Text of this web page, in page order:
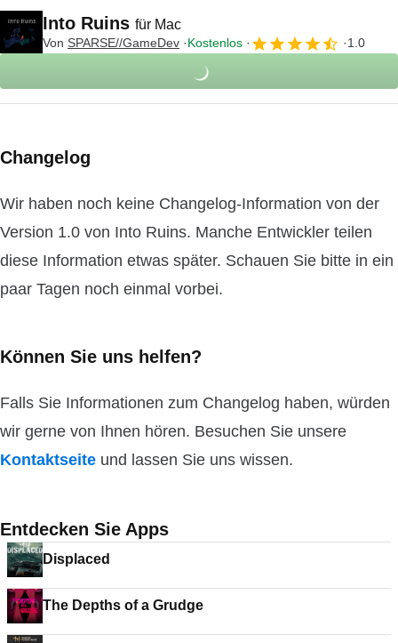
Into Ruins für Mac
Von SPARSE//GameDev Kostenlos 1.0
Changelog
Wir haben noch keine Changelog-Information von der
Version 1.0 von Into Ruins. Manche Entwickler teilen
diese Information etwas später. Schauen Sie bitte in ein
paar Tagen noch einmal vorbei.
Können Sie uns helfen?
Falls Sie Informationen zum Changelog haben, würden
wir gerne von Ihnen hören. Besuchen Sie unsere
Kontaktseite und lassen Sie uns wissen.
Entdecken Sie Apps
Displaced
The Depths of a Grudge